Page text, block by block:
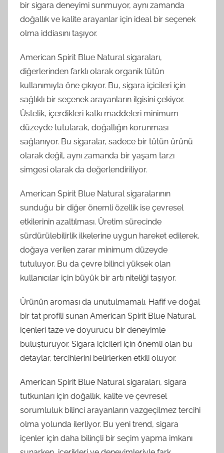
bir sigara deneyimi sunmuyor, aynı zamanda
doğallık ve kalite arayanlar için ideal bir seçenek
olma iddiasını taşıyor.
American Spirit Blue Natural sigaraları,
diğerlerinden farklı olarak organik tütün
kullanımıyla öne çıkıyor. Bu, sigara içicileri için
sağlıklı bir seçenek arayanların ilgisini çekiyor.
Üstelik, içerdikleri katkı maddeleri minimum
düzeyde tutularak, doğallığın korunması
sağlanıyor. Bu sigaralar, sadece bir tütün ürünü
olarak değil, aynı zamanda bir yaşam tarzı
simgesi olarak da değerlendiriliyor.
American Spirit Blue Natural sigaralarının
sunduğu bir diğer önemli özellik ise çevresel
etkilerinin azaltılması. Üretim sürecinde
sürdürülebilirlik ilkelerine uygun hareket edilerek,
doğaya verilen zarar minimum düzeyde
tutuluyor. Bu da çevre bilinci yüksek olan
kullanıcılar için büyük bir artı niteliği taşıyor.
Ürünün aroması da unutulmamalı. Hafif ve doğal
bir tat profili sunan American Spirit Blue Natural,
içenleri taze ve doyurucu bir deneyimle
buluşturuyor. Sigara içicileri için önemli olan bu
detaylar, tercihlerini belirlerken etkili oluyor.
American Spirit Blue Natural sigaraları, sigara
tutkunları için doğallık, kalite ve çevresel
sorumluluk bilinci arayanların vazgeçilmez tercihi
olma yolunda ilerliyor. Bu yeni trend, sigara
içenler için daha bilinçli bir seçim yapma imkanı